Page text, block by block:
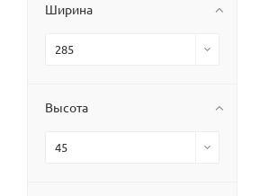
Ширина
285
Высота
45